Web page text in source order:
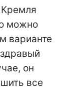
Кремля
можно
варианте
он
все